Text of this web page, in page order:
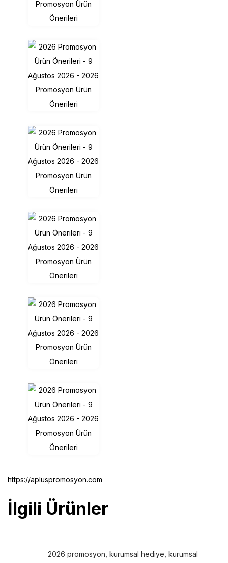
https://apluspromosyon.com
İlgili Ürünler
2026 promosyon kurumsal hediye kurumsal